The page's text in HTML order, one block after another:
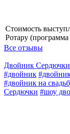
Стоимость
Ротару
Все отзывы
Двойник
#двойник
#двойник на
Сердючки #шоу